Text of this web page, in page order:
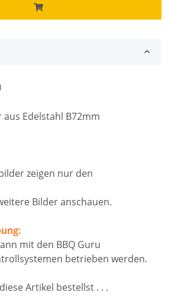
Edelstahl B72mm
zeigen nur den
Bilder anschauen.
mit den BBQ Guru
betrieben werden.
Artikel bestellst . . .